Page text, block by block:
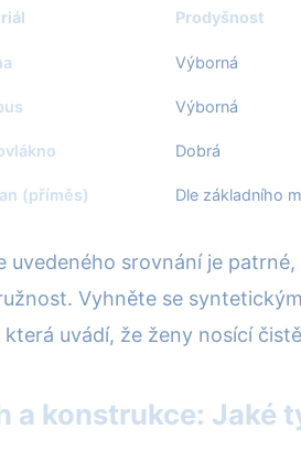
Prodyšnost
Výborná
Výborná
Dobrá
(příměs) Dle základního
uvedeného srovnání je
Vyhněte se
která uvádí, že ženy nosící
a konstrukce: Jaké